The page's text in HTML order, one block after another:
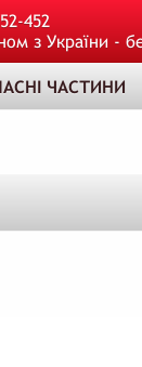
452
з України -
ЧАСТИНИ